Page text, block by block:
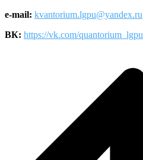
e-mail: kvantorium.lgpu@yandex.ru
ВК: https://vk.com/quantorium_lgpu